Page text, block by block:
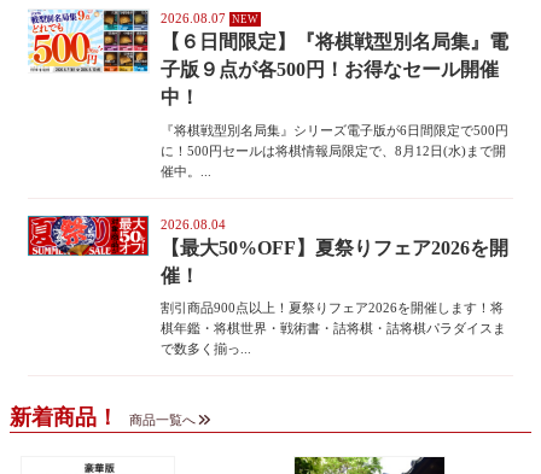
2026.08.07
【６日間限定】『将棋戦型別名局集』電
子版９点が各500円！お得なセール開催
中！
『将棋戦型別名局集』シリーズ電子版が6日間限定で500円
に！500円セールは将棋情報局限定で、8月12日(水)まで開
催中。...
2026.08.04
【最大50%OFF】夏祭りフェア2026を開
催！
割引商品900点以上！夏祭りフェア2026を開催します！将
棋年鑑・将棋世界・戦術書・詰将棋・詰将棋パラダイスま
で数多く揃っ...
新着商品！ 商品一覧へ